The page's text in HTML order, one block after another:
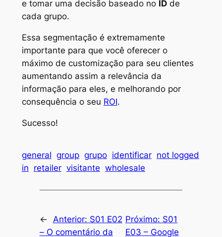
e tomar uma decisão baseado no IDde
cada grupo.
Essa segmentação é extremamente
importante para que você oferecer o
máximo de customização para seu clientes
aumentando assim a relevância da
informação para eles, e melhorando por
consequência o seu ROI.
Sucesso!
general group grupo identificar not logged
in retailer visitante wholesale
← Anterior: S01 E02
– O comentário da
Próximo: S01
E03 – Google